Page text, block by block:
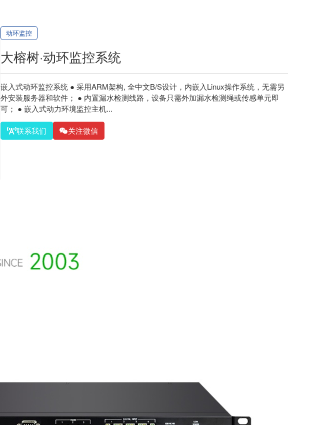
动环监控
大榕树·动环监控系统
嵌入式动环监控系统 ● 采用ARM架构, 全中文B/S设计，内嵌入Linux操作系统，无需另
外安装服务器和软件； ● 内置漏水检测线路，设备只需外加漏水检测绳或传感单元即
可； ● 嵌入式动力环境监控主机...
联系我们 关注微信